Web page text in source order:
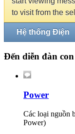
to visit from the
Hệ thống Điện
Đến diễn đàn con
Power
Các loại nguồn
Power)